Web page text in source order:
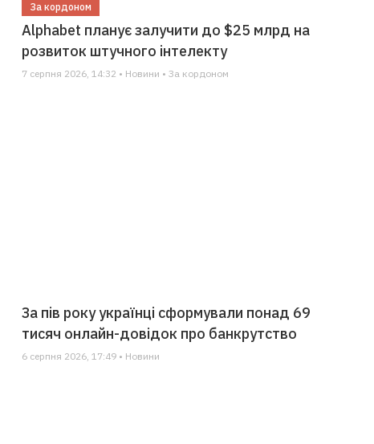
За кордоном
Alphabet планує залучити до $25 млрд на
розвиток штучного інтелекту
7 серпня 2026, 14:32 • Новини • За кордоном
За пів року українці сформували понад 69
тисяч онлайн-довідок про банкрутство
6 серпня 2026, 17:49 • Новини